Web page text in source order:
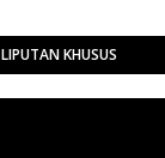
LIPUTAN KHUSUS